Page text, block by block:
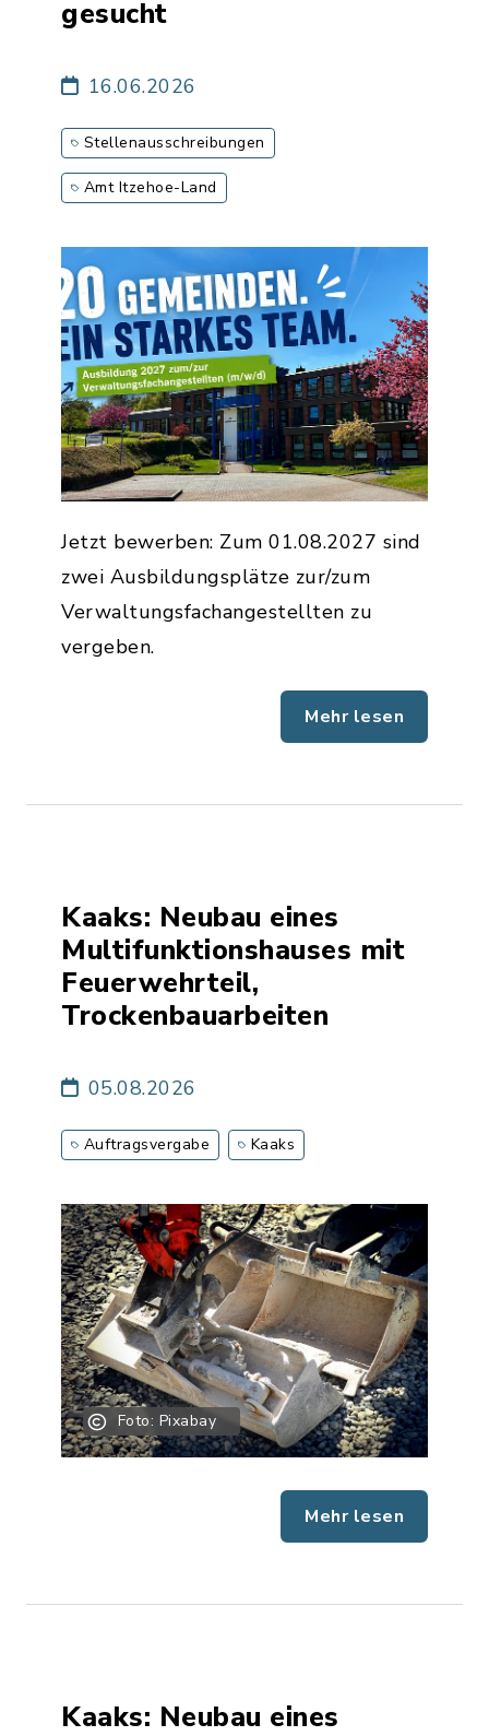
gesucht
16.06.2026
Stellenausschreibungen
Amt Itzehoe-Land
Jetzt bewerben: Zum 01.08.2027 sind
zwei Ausbildungsplätze zur/zum
Verwaltungsfachangestellten zu
vergeben.
Mehr lesen
Kaaks: Neubau eines
Multifunktionshauses mit
Feuerwehrteil,
Trockenbauarbeiten
05.08.2026
Auftragsvergabe Kaaks
Foto: Pixabay
Mehr lesen
Kaaks: Neubau eines